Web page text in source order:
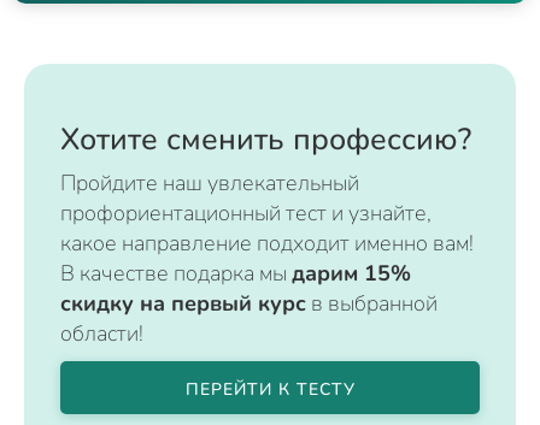
Хотите сменить профессию?
Пройдите наш увлекательный
профориентационный тест и узнайте,
какое направление подходит именно вам!
В качестве подарка мы дарим 15%
скидку на первый курс в выбранной
области!
ПЕРЕЙТИ К ТЕСТУ